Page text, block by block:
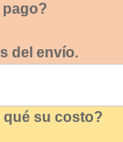
pago?
del envío.
qué su costo?